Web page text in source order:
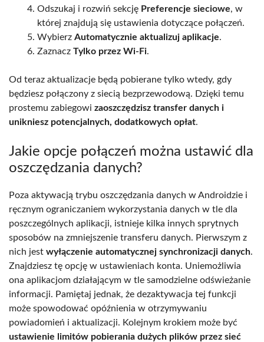
Odszukaj i rozwiń sekcję Preferencje sieciowe, w
której znajdują się ustawienia dotyczące połączeń.
Wybierz Automatycznie aktualizuj aplikacje.
Zaznacz Tylko przez Wi-Fi.
Od teraz aktualizacje będą pobierane tylko wtedy, gdy
będziesz połączony z siecią bezprzewodową. Dzięki temu
prostemu zabiegowi zaoszczędzisz transfer danych i
unikniesz potencjalnych, dodatkowych opłat.
Jakie opcje połączeń można ustawić dla
oszczędzania danych?
Poza aktywacją trybu oszczędzania danych w Androidzie i
ręcznym ograniczaniem wykorzystania danych w tle dla
poszczególnych aplikacji, istnieje kilka innych sprytnych
sposobów na zmniejszenie transferu danych. Pierwszym z
nich jest wyłączenie automatycznej synchronizacji danych.
Znajdziesz tę opcję w ustawieniach konta. Uniemożliwia
ona aplikacjom działającym w tle samodzielne odświeżanie
informacji. Pamiętaj jednak, że dezaktywacja tej funkcji
może spowodować opóźnienia w otrzymywaniu
powiadomień i aktualizacji. Kolejnym krokiem może być
ustawienie limitów pobierania dużych plików przez sieć